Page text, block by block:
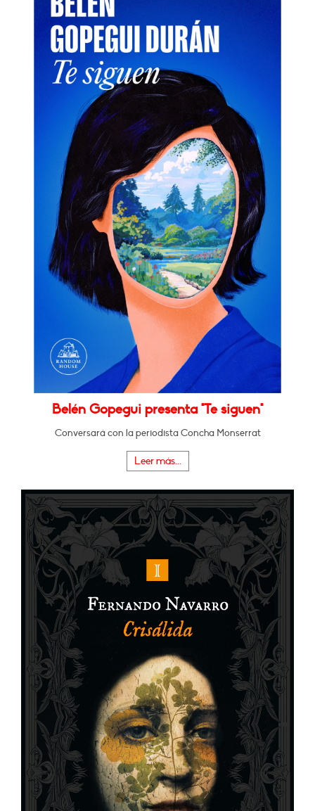
Belén Gopegui presenta "Te siguen"
Conversará con la periodista Concha Monserrat
Leer más...